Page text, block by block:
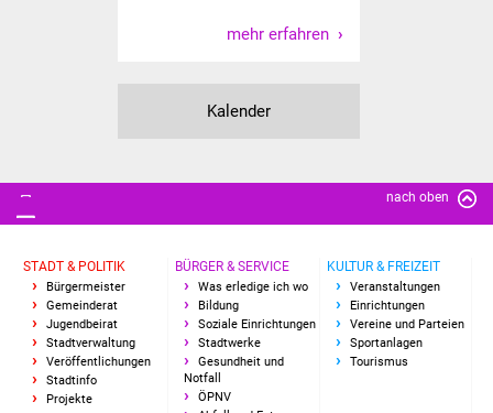
Sportanlagen
Route der
Industriekultur
Lebenslagen
mehr erfahren
Kalender
nach oben
STADT & POLITIK
Bürgermeister
Gemeinderat
Jugendbeirat
Stadtverwaltung
Veröffentlichungen
Stadtinfo
Projekte
BÜRGER & SERVICE
Was erledige ich wo
Bildung
Soziale Einrichtungen
Stadtwerke
Gesundheit und
Notfall
ÖPNV
KULTUR & FREIZEIT
Veranstaltungen
Einrichtungen
Vereine und Parteien
Sportanlagen
Tourismus